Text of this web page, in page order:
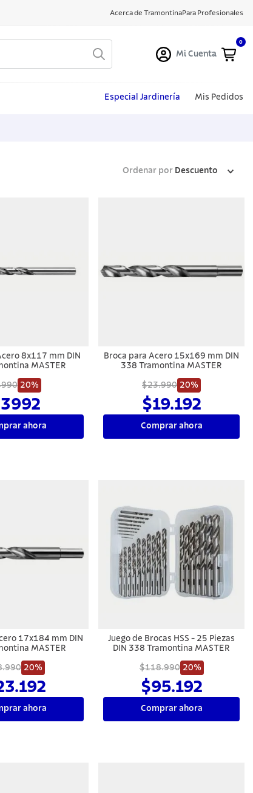
Acerca de TramontinaPara Profesionales
Mi Cuenta
0
Especial Jardinería Mis Pedidos
Ordenar por Descuento
8x117 mm DIN
MASTER
20%
ahora
Broca para Acero 15x169 mm DIN
338 Tramontina MASTER
$23.990 20%
$19.192
Comprar ahora
17x184 mm DIN
MASTER
20%
ahora
Juego de Brocas HSS - 25 Piezas
DIN 338 Tramontina MASTER
$118.990 20%
$95.192
Comprar ahora